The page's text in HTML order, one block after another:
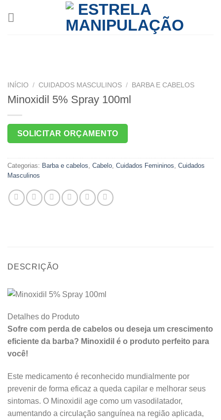
INÍCIO / CUIDADOS MASCULINOS / BARBA E CABELOS
Minoxidil 5% Spray 100ml
SOLICITAR ORÇAMENTO
Categorias: Barba e cabelos, Cabelo, Cuidados Femininos, Cuidados
Masculinos
DESCRIÇÃO
Detalhes do Produto
Sofre com perda de cabelos ou deseja um crescimento
eficiente da barba? Minoxidil é o produto perfeito para
você!
Este medicamento é reconhecido mundialmente por
prevenir de forma eficaz a queda capilar e melhorar seus
sintomas. O Minoxidil age como um vasodilatador,
aumentando a circulação sanguínea na região aplicada,